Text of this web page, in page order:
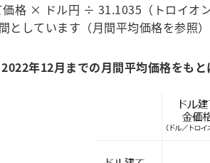
価格 × ドル円 ÷ 31.1035（トロイオ
しています（月間平均価格を参照）
年12月までの月間平均価格をもと